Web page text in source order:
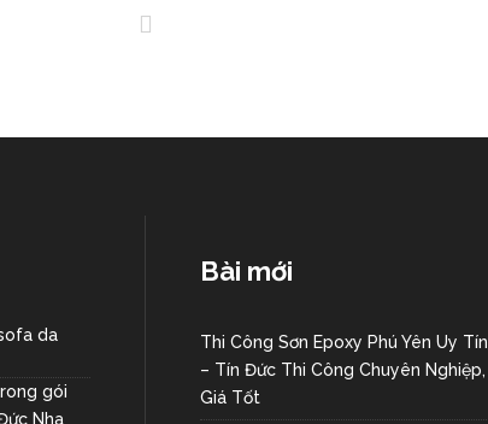
da
gói
Nha
Bài mới
Thi Công Sơn Epoxy Phú Yên Uy Tín
– Tín Đức Thi Công Chuyên Nghiệp,
Giá Tốt